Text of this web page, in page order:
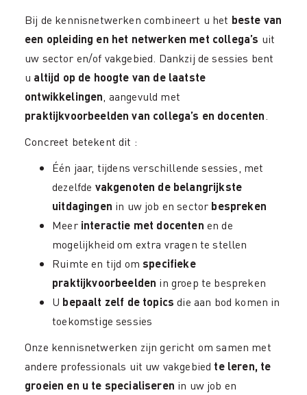
Bij de kennisnetwerken combineert u het beste van
een opleiding en het netwerken met collega’s uit
uw sector en/of vakgebied. Dankzij de sessies bent
u altijd op de hoogte van de laatste
ontwikkelingen , aangevuld met
praktijkvoorbeelden van collega’s en docenten
Concreet betekent dit :
Één jaar, tijdens verschillende sessies, met
dezelfde vakgenoten de belangrijkste
uitdagingen in uw job en sector bespreken
Meerinteractie met docenten en de
mogelijkheid om extra vragen te stellen
Ruimte en tijd omspecifieke
praktijkvoorbeelden in groep te bespreken
U bepaalt zelf de topics die aan bod komen in
toekomstige sessies
Onze kennisnetwerken zijn gericht om samen met
andere professionals uit uw vakgebied te leren, te
groeien en u te specialiseren in uw job en